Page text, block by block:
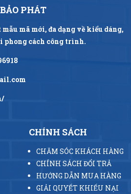
PHÁT
mã mới, đa dạng về kiểu dáng,
phong cách công trình.
CHÍNH SÁCH
CHĂM SÓC KHÁCH HÀNG
CHÍNH SÁCH ĐỔI TRẢ
HƯỚNG DẪN MUA HÀNG
GIẢI QUYẾT KHIẾU NẠI